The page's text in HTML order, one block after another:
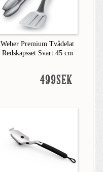
Weber Premium Tvådelat
Redskapsset Svart 45 cm
499SEK